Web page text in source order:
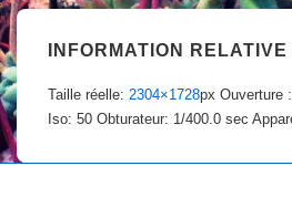
INFORMATION
Taille réelle: 2304×1728px Ouverture
Iso: 50 Obturateur: 1/400.0 sec